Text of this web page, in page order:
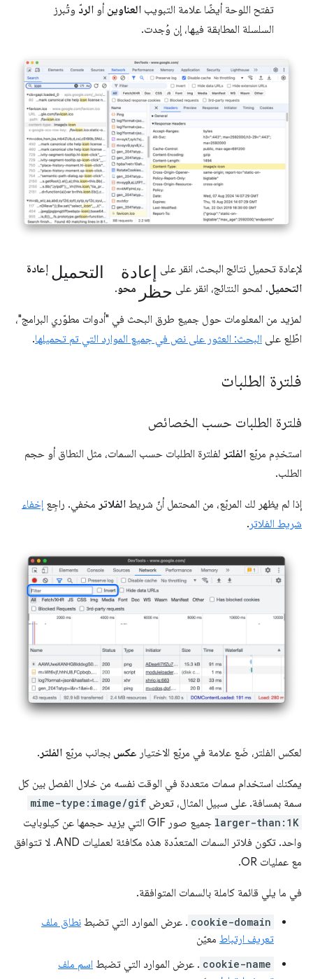
تفتح اللوحة أيضًا علامة التبويب العناوين أو الردّ وتُبرز
السلسلة المطابقة فيها، إن وُجدت.
لإعادة تحميل نتائج البحث، انقر على إعادة التحميل
إعادة
التحميل. لمحو النتائج، انقر على حظر محو.
لمزيد من المعلومات حول جميع طرق البحث في "أدوات مطوّري البرامج"،
اطّلِع على البحث: العثور على نص في جميع الموارد التي تم تحميلها.
فلترة الطلبات
فلترة الطلبات حسب الخصائص
استخدِم مربّع الفلتر لفلترة الطلبات حسب السمات، مثل النطاق أو حجم
الطلب.
إذا لم يظهر لك المربّع، من المحتمل أنّ شريط الفلاتر مخفي. راجِع إخفاء
شريط الفلاتر .
لعكس الفلتر، ضَع علامة في مربّع الاختيار عكس بجانب مربّع الفلتر .
يمكنك استخدام سمات متعددة في الوقت نفسه من خلال الفصل بين كل
سمة بمسافة. على سبيل المثال، تعرض mime-type:image/gif
larger-than:1K
جميع صور GIF التي يزيد حجمها عن كيلوبايت
واحد. تكون فلاتر السمات المتعدّدة هذه مكافئة لعمليات AND. لا تتوافق
مع عمليات OR.
في ما يلي قائمة كاملة بالسمات المتوافقة.
cookie-domain . عرض الموارد التي تضبط نطاق ملف
تعريف ارتباط معيّن
cookie-name . عرض الموارد التي تضبط اسم ملف